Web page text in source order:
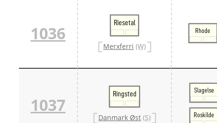
1036
Riesetal
Merxferri (W)
Rhode
1037
Ringsted
Danmark Øst (S)
Slagelse
Roskilde